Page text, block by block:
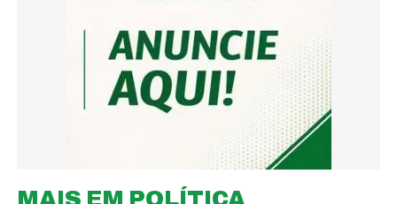
MAIS EM POLÍTICA